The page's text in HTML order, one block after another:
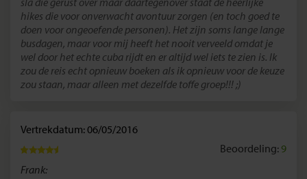
hikes die voor onverwacht avontuur zorgen (en toch goed te
doen voor ongeoefende personen). Het zijn soms lange lange
busdagen, maar voor mij heeft het nooit verveeld omdat je
wel door het echte cuba rijdt en er altijd wel iets te zien is. Ik
zou de reis echt opnieuw boeken als ik opnieuw voor de keuze
zou staan, maar alleen met dezelfde toffe groep!!! ;)
Vertrekdatum: 06/05/2016
Beoordeling: 9
Frank: